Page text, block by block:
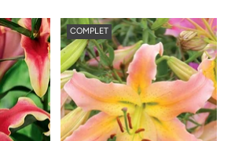
COMPLET